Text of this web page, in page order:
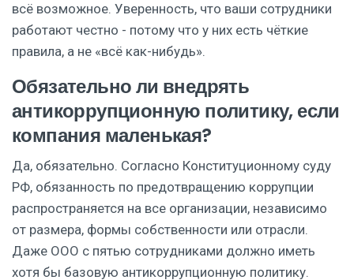
всё возможное. Уверенность, что ваши сотрудники
работают честно - потому что у них есть чёткие
правила, а не «всё как-нибудь».
Обязательно ли внедрять
антикоррупционную политику, если
компания маленькая?
Да, обязательно. Согласно Конституционному суду
РФ, обязанность по предотвращению коррупции
распространяется на все организации, независимо
от размера, формы собственности или отрасли.
Даже ООО с пятью сотрудниками должно иметь
хотя бы базовую антикоррупционную политику.